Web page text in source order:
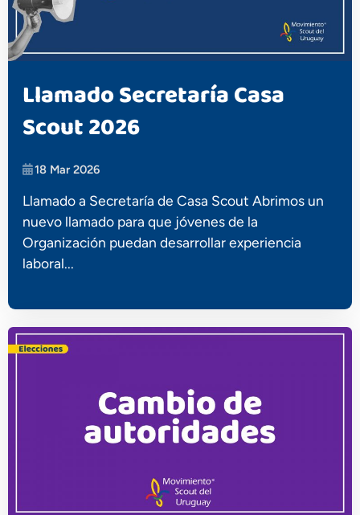
Llamado Secretaría Casa
Scout 2026
18 Mar 2026
Llamado a Secretaría de Casa Scout Abrimos un
nuevo llamado para que jóvenes de la
Organización puedan desarrollar experiencia
laboral...